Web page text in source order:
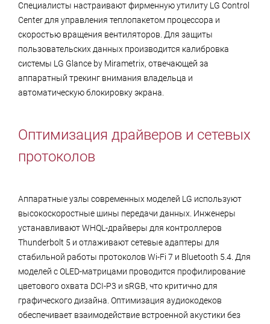
Специалисты настраивают фирменную утилиту LG Control
Center для управления теплопакетом процессора и
скоростью вращения вентиляторов. Для защиты
пользовательских данных производится калибровка
системы LG Glance by Mirametrix, отвечающей за
аппаратный трекинг внимания владельца и
автоматическую блокировку экрана.
Оптимизация драйверов и сетевых
протоколов
Аппаратные узлы современных моделей LG используют
высокоскоростные шины передачи данных. Инженеры
устанавливают WHQL-драйверы для контроллеров
Thunderbolt 5 и отлаживают сетевые адаптеры для
стабильной работы протоколов Wi-Fi 7 и Bluetooth 5.4. Для
моделей с OLED-матрицами проводится профилирование
цветового охвата DCI-P3 и sRGB, что критично для
графического дизайна. Оптимизация аудиокодеков
обеспечивает взаимодействие встроенной акустики без